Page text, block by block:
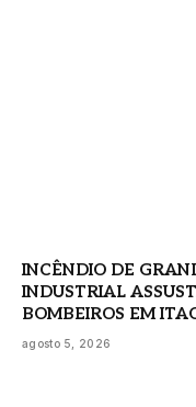
INCÊNDIO DE
INDUSTRIAL
BOMBEIROS EM
agosto 5, 2026